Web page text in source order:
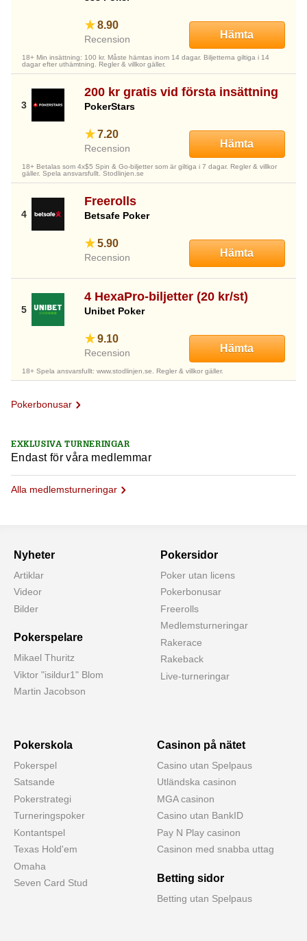
8.90
Recension Hämta
18+ Min insättning: 100 kr. Måste hämtas inom 14 dagar. Biljetterna giltiga i 14
dagar efter uthämtning. Regler & villkor gäller.
200 kr gratis vid första insättning
PokerStars
7.20
Recension Hämta
18+ Betalas som 4x$5 Spin & Go-biljetter som är giltiga i 7 dagar. Regler & villkor
gäller. Spela ansvarsfullt. Stodlinjen.se
Freerolls
Betsafe Poker
5.90
Recension Hämta
4 HexaPro-biljetter (20 kr/st)
Unibet Poker
9.10
Recension Hämta
18+ Spela ansvarsfullt: www.stodlinjen.se. Regler & villkor gäller.
Pokerbonusar
EXKLUSIVA TURNERINGAR
Endast för våra medlemmar
Alla medlemsturneringar
Nyheter
Artiklar
Videor
Bilder
Pokerspelare
Mikael Thuritz
Viktor "isildur1" Blom
Martin Jacobson
Pokersidor
Poker utan licens
Pokerbonusar
Freerolls
Medlemsturneringar
Rakerace
Rakeback
Live-turneringar
Pokerskola
Pokerspel
Satsande
Pokerstrategi
Turneringspoker
Kontantspel
Texas Hold'em
Omaha
Seven Card Stud
Casinon på nätet
Casino utan Spelpaus
Utländska casinon
MGA casinon
Casino utan BankID
Pay N Play casinon
Casinon med snabba uttag
Betting sidor
Betting utan Spelpaus